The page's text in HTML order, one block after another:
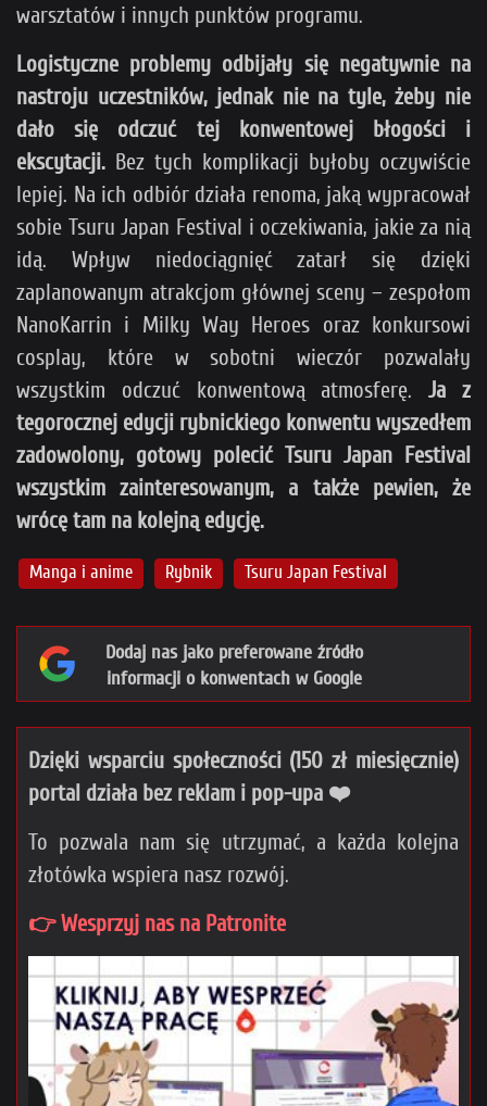
warsztatów i innych punktów programu.
Logistyczne problemy odbijały się negatywnie na
nastroju uczestników, jednak nie na tyle, żeby nie
dało się odczuć tej konwentowej błogości i
ekscytacji. Bez tych komplikacji byłoby oczywiście
lepiej. Na ich odbiór działa renoma, jaką wypracował
sobie Tsuru Japan Festival i oczekiwania, jakie za nią
idą. Wpływ niedociągnięć zatarł się dzięki
zaplanowanym atrakcjom głównej sceny – zespołom
NanoKarrin i Milky Way Heroes oraz konkursowi
cosplay, które w sobotni wieczór pozwalały
wszystkim odczuć konwentową atmosferę.Ja z
tegorocznej edycji rybnickiego konwentu wyszedłem
zadowolony, gotowy polecić Tsuru Japan Festival
wszystkim zainteresowanym, a także pewien, że
wrócę tam na kolejną edycję.
Manga i anime Rybnik Tsuru Japan Festival
Dodaj nas jako preferowane źródło
informacji o konwentach w Google
Dzięki wsparciu społeczności (150 zł miesięcznie)
portal działa bez reklam i pop-upa ❤️
To pozwala nam się utrzymać, a każda kolejna
złotówka wspiera nasz rozwój.
👉 Wesprzyj nas na Patronite